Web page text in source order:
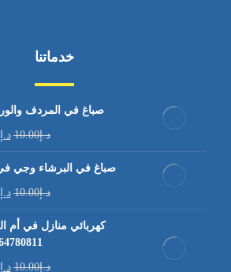
خدماتنا
صباغ في المردف والورقاء
د.إ10.00 د.إ
صباغ في البرشاء وجي في سي
د.إ10.00 د.إ
د.إ10.00 د.إ